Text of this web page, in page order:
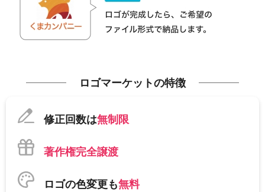
ロゴマーケットの特徴
修正回数は無制限
著作権完全譲渡
ロゴの色変更も無料